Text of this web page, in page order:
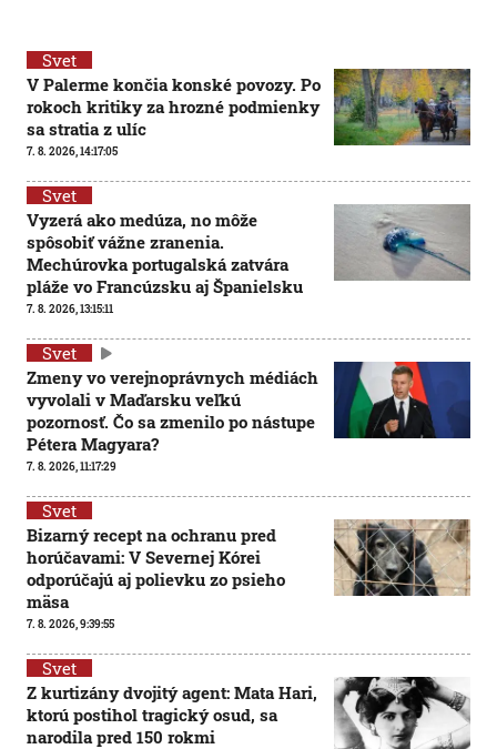
Svet
V Palerme končia konské povozy. Po
rokoch kritiky za hrozné podmienky
sa stratia z ulíc
7. 8. 2026, 14:17:05
Svet
Vyzerá ako medúza, no môže
spôsobiť vážne zranenia.
Mechúrovka portugalská zatvára
pláže vo Francúzsku aj Španielsku
7. 8. 2026, 13:15:11
Svet
Zmeny vo verejnoprávnych médiách
vyvolali v Maďarsku veľkú
pozornosť. Čo sa zmenilo po nástupe
Pétera Magyara?
7. 8. 2026, 11:17:29
Svet
Bizarný recept na ochranu pred
horúčavami: V Severnej Kórei
odporúčajú aj polievku zo psieho
mäsa
7. 8. 2026, 9:39:55
Svet
Z kurtizány dvojitý agent: Mata Hari,
ktorú postihol tragický osud, sa
narodila pred 150 rokmi